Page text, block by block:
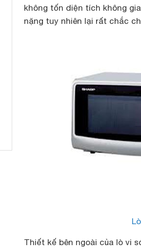
không tốn diện tích không
nặng tuy nhiên lại rất chắc
Thiết kế bên ngoài của lò vi